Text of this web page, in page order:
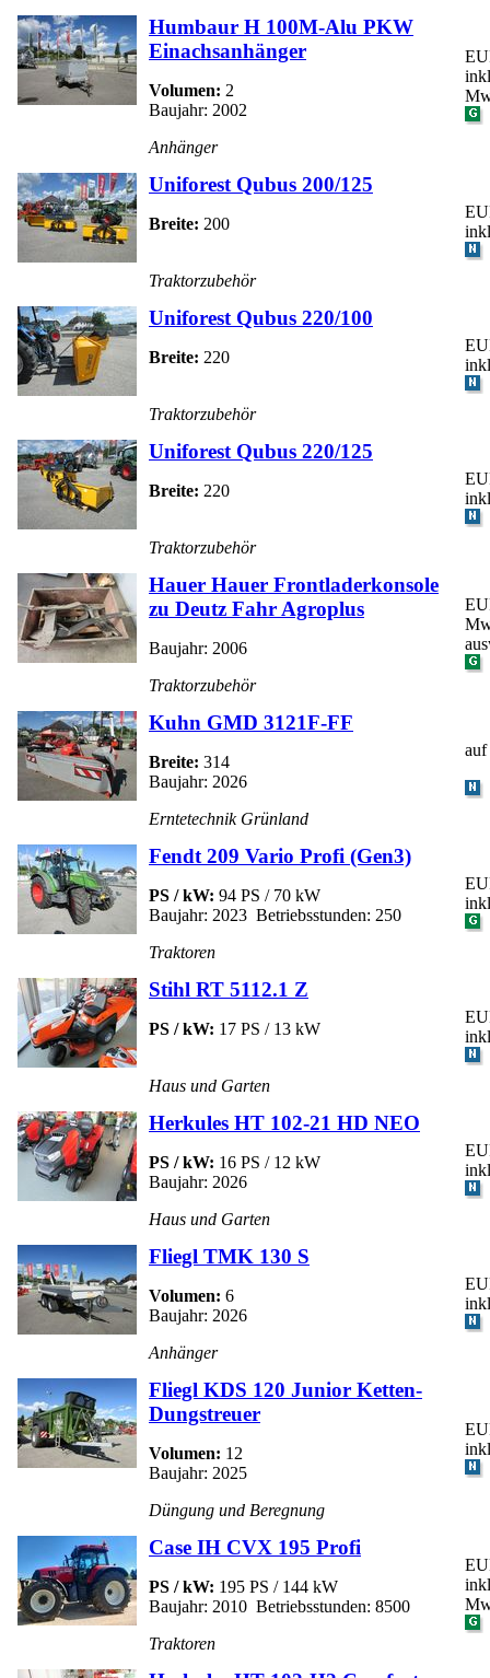
Humbaur H 100M-Alu PKW
Einachsanhänger
Volumen: 2
Baujahr: 2002
Anhänger
Uniforest Qubus 200/125
Breite: 200
Traktorzubehör
Uniforest Qubus 220/100
Breite: 220
Traktorzubehör
Uniforest Qubus 220/125
Breite: 220
Traktorzubehör
Hauer Hauer Frontladerkonsole
zu Deutz Fahr Agroplus
Baujahr: 2006
Traktorzubehör
Kuhn GMD 3121F-FF
Breite: 314
Baujahr: 2026
Erntetechnik Grünland
Fendt 209 Vario Profi (Gen3)
PS / kW: 94 PS / 70 kW
Baujahr: 2023 Betriebsstunden: 250
Traktoren
Stihl RT 5112.1 Z
PS / kW: 17 PS / 13 kW
Haus und Garten
Herkules HT 102-21 HD NEO
PS / kW: 16 PS / 12 kW
Baujahr: 2026
Haus und Garten
Fliegl TMK 130 S
Volumen: 6
Baujahr: 2026
Anhänger
Fliegl KDS 120 Junior Ketten-
Dungstreuer
Volumen: 12
Baujahr: 2025
Düngung und Beregnung
Case IH CVX 195 Profi
PS / kW: 195 PS / 144 kW
Baujahr: 2010 Betriebsstunden: 8500
Traktoren